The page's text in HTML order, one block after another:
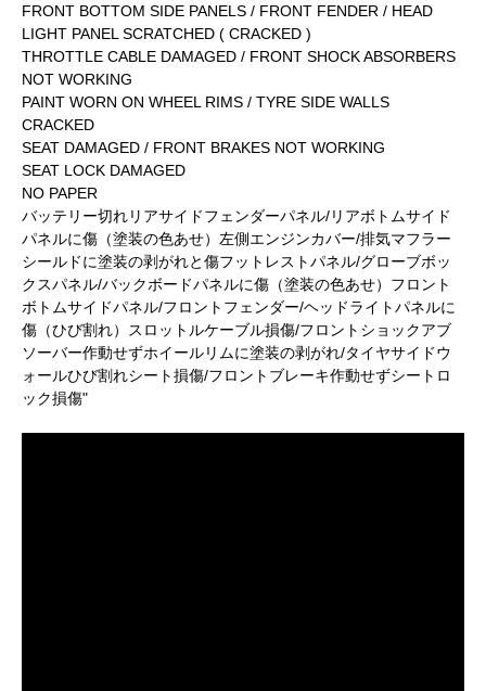
FRONT BOTTOM SIDE PANELS / FRONT FENDER / HEAD
LIGHT PANEL SCRATCHED ( CRACKED )
THROTTLE CABLE DAMAGED / FRONT SHOCK ABSORBERS
NOT WORKING
PAINT WORN ON WHEEL RIMS / TYRE SIDE WALLS
CRACKED
SEAT DAMAGED / FRONT BRAKES NOT WORKING
SEAT LOCK DAMAGED
NO PAPER
バッテリー切れリアサイドフェンダーパネル/リアボトムサイド
パネルに傷（塗装の色あせ）左側エンジンカバー/排気マフラー
シールドに塗装の剥がれと傷フットレストパネル/グローブボッ
クスパネル/バックボードパネルに傷（塗装の色あせ）フロント
ボトムサイドパネル/フロントフェンダー/ヘッドライトパネルに
傷（ひび割れ）スロットルケーブル損傷/フロントショックアブ
ソーバー作動せずホイールリムに塗装の剥がれ/タイヤサイドウ
ォールひび割れシート損傷/フロントブレーキ作動せずシートロ
ック損傷"